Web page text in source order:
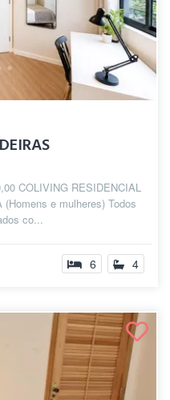
COLIVING RESIDENCIAL
e mulheres) Todos
co...
6 4